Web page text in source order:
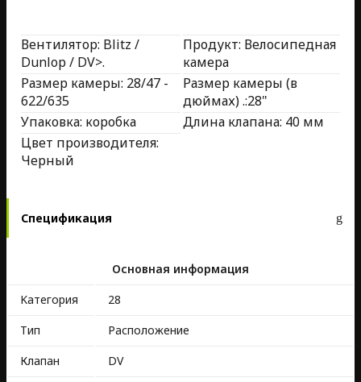
Вентилятор: Blitz /
Dunlop / DV>.
Продукт: Велосипедная
камера
Размер камеры: 28/47 -
622/635
Размер камеры (в
дюймах) .:28"
Упаковка: коробка
Длина клапана: 40 мм
Цвет производителя:
Черный
Спецификация
Основная информация
Kатегория
28
Тип
Расположение
Клапан
DV